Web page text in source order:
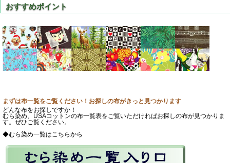
まずは布一覧をご覧ください！お探しの布がきっと見つかります
どんな布をお探しですか！
むら染め、USAコットンの布一覧表をご覧いただければお探しの布が見つかりま
す。ぜひご覧ください。
◆むら染め一覧はこちらから